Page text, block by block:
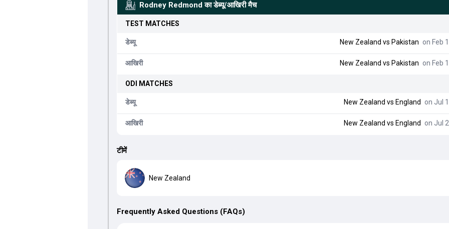
Rodney Redmond का डेब्यू/आखिरी मैच
TEST MATCHES
डेब्यू New Zealand vs Pakistan on Feb
आखिरी New Zealand vs Pakistan on Feb
ODI MATCHES
डेब्यू New Zealand vs England on Jul
आखिरी New Zealand vs England on Jul
टीमें
New Zealand
Frequently Asked Questions (FAQs)